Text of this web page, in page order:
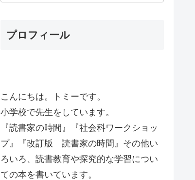
プロフィール
こんにちは。トミーです。
小学校で先生をしています。
『読書家の時間』『社会科ワークショッ
プ』『改訂版 読書家の時間』その他い
ろいろ、読書教育や探究的な学習につい
ての本を書いています。